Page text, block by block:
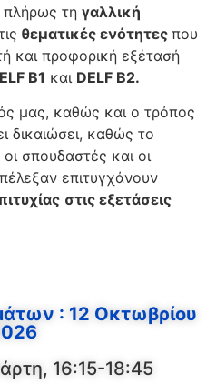
πλήρως τη γαλλική
θεματικές ενότητες που
και προφορική εξέτασή
B1 και DELF B2.
μας, καθώς και ο τρόπος
δικαιώσει, καθώς το
σπουδαστές και οι
επιτυγχάνουν
στις εξετάσεις
: 12 Οκτωβρίου
16:15-18:45